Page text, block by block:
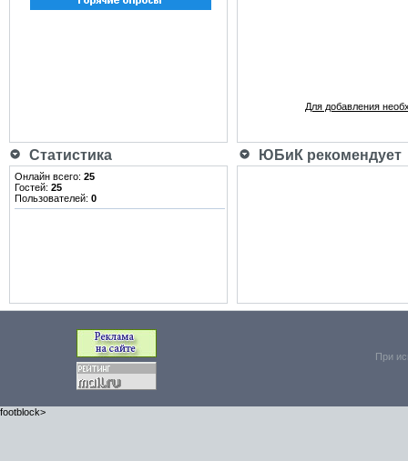
Для добавления
Статистика ЮБиК рекомендует
Онлайн всего: 25
Гостей: 25
Пользователей: 0
При
footblock>